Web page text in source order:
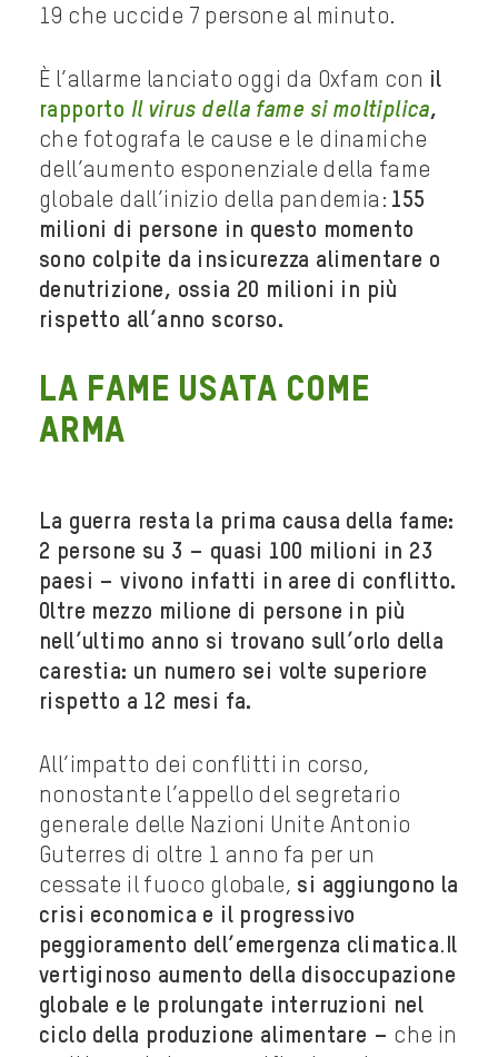
19 che uccide 7 persone al minuto.
È l’allarme lanciato oggi da Oxfam con il
rapporto Il virus della fame si moltiplica,
che fotografa le cause e le dinamiche
dell’aumento esponenziale della fame
globale dall’inizio della pandemia: 155
milioni di persone in questo momento
sono colpite da insicurezza alimentare o
denutrizione, ossia 20 milioni in più
rispetto all’anno scorso.
La fame usata come
arma
La guerra resta la prima causa della fame:
2 persone su 3 – quasi 100 milioni in 23
paesi – vivono infatti in aree di conflitto.
Oltre mezzo milione di persone in più
nell’ultimo anno si trovano sull’orlo della
carestia: un numero sei volte superiore
rispetto a 12 mesi fa.
All’impatto dei conflitti in corso,
nonostante l’appello del segretario
generale delle Nazioni Unite Antonio
Guterres di oltre 1 anno fa per un
cessate il fuoco globale, si aggiungono la
crisi economica e il progressivo
peggioramento dell’emergenza climatica. Il
vertiginoso aumento della disoccupazione
globale e le prolungate interruzioni nel
ciclo della produzione alimentare – che in